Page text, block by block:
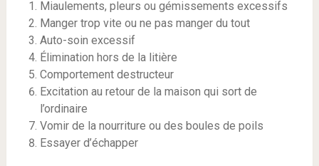
Miaulements, pleurs ou gémissements excessifs
Manger trop vite ou ne pas manger du tout
Auto-soin excessif
Élimination hors de la litière
Comportement destructeur
Excitation au retour de la maison qui sort de
l’ordinaire
Vomir de la nourriture ou des boules de poils
Essayer d’échapper